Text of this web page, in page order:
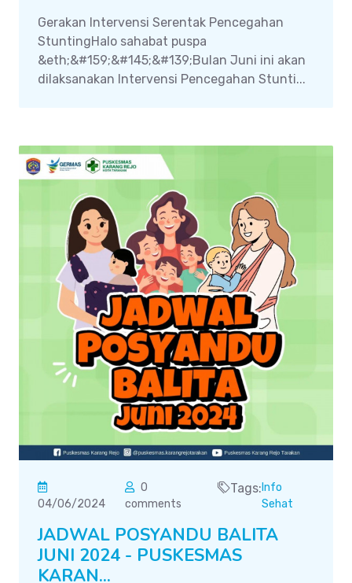
Gerakan Intervensi Serentak Pencegahan
StuntingHalo sahabat puspa
&eth;&#159;&#145;&#139;Bulan Juni ini akan
dilaksanakan Intervensi Pencegahan Stunti...
04/06/2024
0
comments
Tags: Info
Sehat
JADWAL POSYANDU BALITA
JUNI 2024 - PUSKESMAS
KARAN...